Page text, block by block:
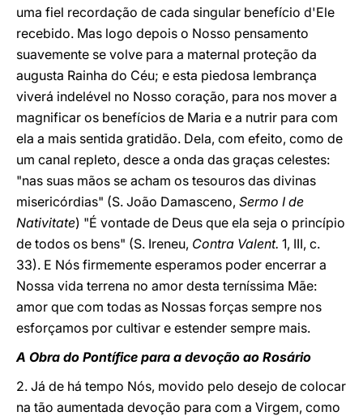
uma fiel recordação de cada singular benefício d'Ele
recebido. Mas logo depois o Nosso pensamento
suavemente se volve para a maternal proteção da
augusta Rainha do Céu; e esta piedosa lembrança
viverá indelével no Nosso coração, para nos mover a
magnificar os benefícios de Maria e a nutrir para com
ela a mais sentida gratidão. Dela, com efeito, como de
um canal repleto, desce a onda das graças celestes:
"nas suas mãos se acham os tesouros das divinas
misericórdias" (S. João Damasceno, Sermo I de
Nativitate) "É vontade de Deus que ela seja o princípio
de todos os bens" (S. Ireneu, Contra Valent. 1, III, c.
33). E Nós firmemente esperamos poder encerrar a
Nossa vida terrena no amor desta terníssima Mãe:
amor que com todas as Nossas forças sempre nos
esforçamos por cultivar e estender sempre mais.
A Obra do Pontífice para a devoção ao Rosário
2. Já de há tempo Nós, movido pelo desejo de colocar
na tão aumentada devoção para com a Virgem, como